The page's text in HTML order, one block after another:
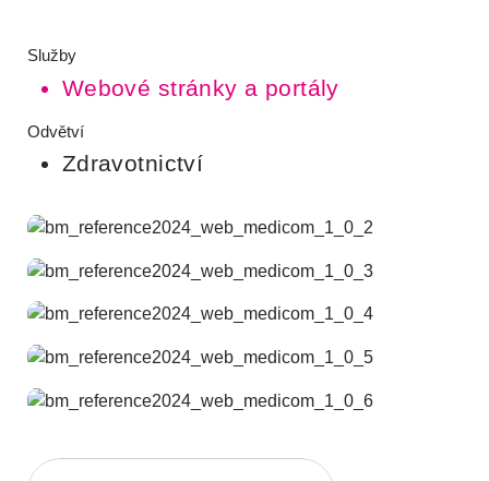
Služby
Webové stránky a portály
Odvětví
Zdravotnictví